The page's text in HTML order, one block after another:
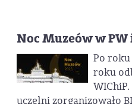
Noc Muzeów w PW
Po roku
roku
uczelni zorganizowało